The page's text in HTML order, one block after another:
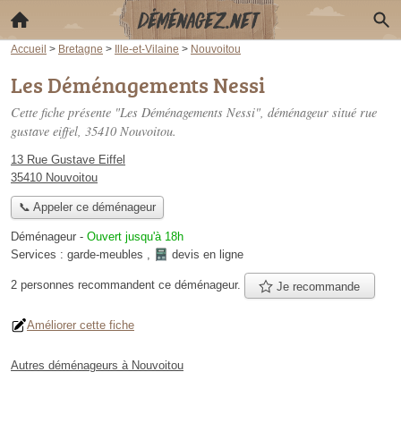
Accueil > Bretagne > Ille-et-Vilaine > Nouvoitou
Les Déménagements Nessi
Cette fiche présente "Les Déménagements Nessi", déménageur situé rue
gustave eiffel, 35410 Nouvoitou.
13 Rue Gustave Eiffel
35410 Nouvoitou
📞 Appeler ce déménageur
Déménageur - Ouvert jusqu'à 18h
Services : garde-meubles , devis en ligne
2 personnes recommandent ce déménageur. Je recommande
Améliorer cette fiche
Autres déménageurs à Nouvoitou